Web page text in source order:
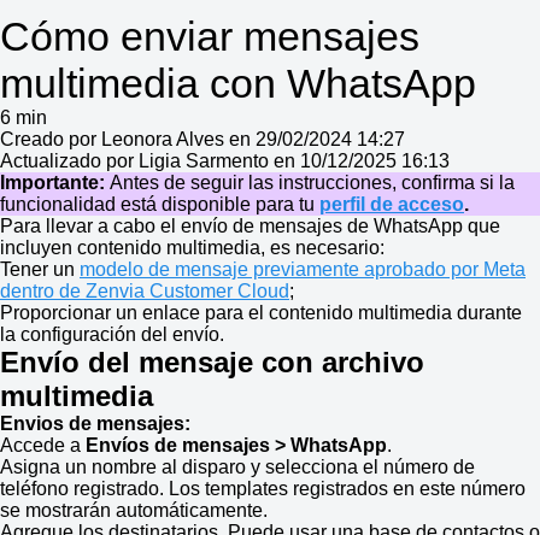
Cómo enviar mensajes
multimedia con WhatsApp
6 min
Creado por Leonora Alves en 29/02/2024 14:27
Actualizado por Ligia Sarmento en 10/12/2025 16:13
Importante: Antes de seguir las instrucciones, confirma si la
funcionalidad está disponible para tu perfil de acceso.
Para llevar a cabo el envío de mensajes de WhatsApp que
incluyen contenido multimedia, es necesario:
Tener un modelo de mensaje previamente aprobado por Meta
dentro de Zenvia Customer Cloud;
Proporcionar un enlace para el contenido multimedia durante
la configuración del envío.
Envío del mensaje con archivo
multimedia
Envios de mensajes:
Accede a Envíos de mensajes > WhatsApp.
Asigna un nombre al disparo y selecciona el número de
teléfono registrado. Los templates registrados en este número
se mostrarán automáticamente.